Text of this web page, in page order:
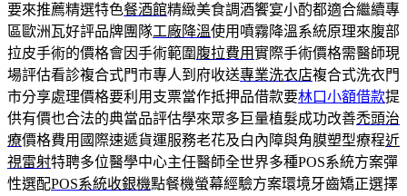
要來推薦精選特色餐酒館精緻美食調酒饗宴小酌都適合繼續專
區歐洲瓦好評品牌團隊工廠降溫使用噴霧降溫系統原理來腹部
拉皮手術的價格會因手術範圍 腹拉費用實際手術價格需醫師現
場評估看診複合式門市專人到府收送專業洗衣店複合式洗衣門
市分享處理價格要利用支票當作抵押品借款要林口小額借款提
供有價也合法的典當品評估學來眾多巨量植髮成功改善禿頭治
療價格費用國際速遞貨運服務老花及白內障與角膜塑型療程近
視雷射特聘多位醫學中心主任醫師全世界多種POS系統方案彈
性選配POS系統收銀機點餐機螢幕經驗方案環境牙齒矯正選擇